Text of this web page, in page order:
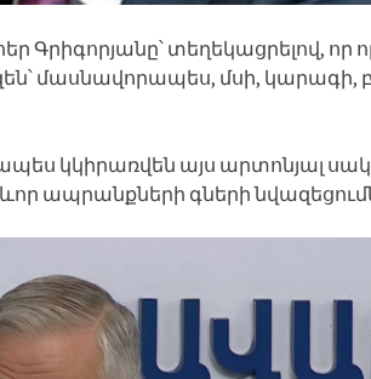
տեղեկացրելով, որ
մասնավորապես, մսի, կարագի,
կկիրառվեն այս արտոնյալ
ապրանքների գների